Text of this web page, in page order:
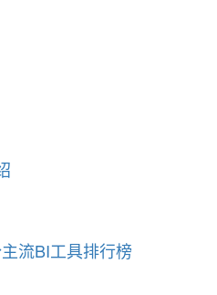
流BI工具排行榜